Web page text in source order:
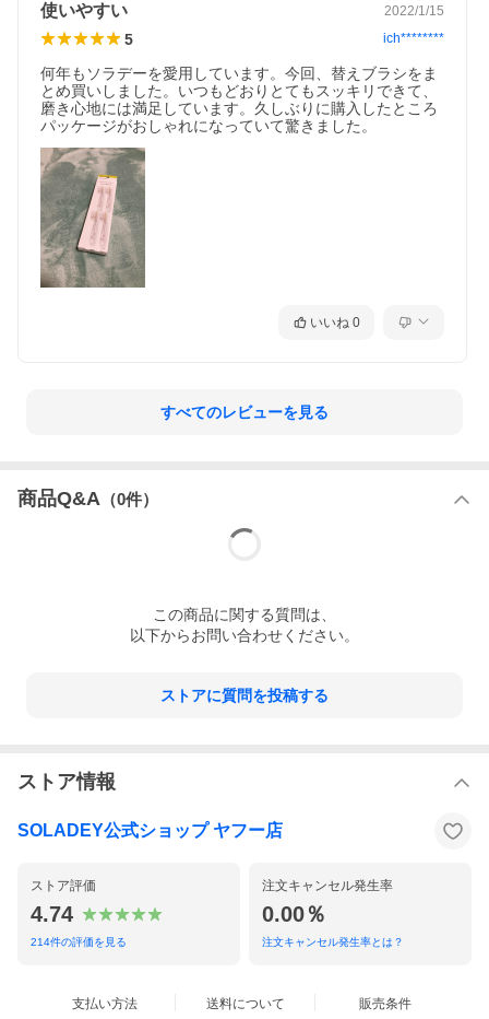
使いやすい 2022/1/15
5 ich********
何年もソラデーを愛用しています。今回、替えブラシをま
とめ買いしました。いつもどおりとてもスッキリできて、
磨き心地には満足しています。久しぶりに購入したところ
パッケージがおしゃれになっていて驚きました。
いいね 0
すべてのレビューを見る
商品Q&A （0件）
この商品に関する質問は、
以下からお問い合わせください。
ストアに質問を投稿する
ストア情報
SOLADEY公式ショップ ヤフー店
ストア評価
4.74
214件の評価を見る
注文キャンセル発生率
0.00％
注文キャンセル発生率とは？
支払い方法 送料について 販売条件